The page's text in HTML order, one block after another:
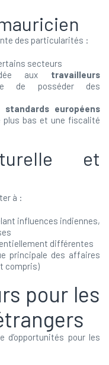
des particularités :
secteurs
aux travailleurs
de posséder des
européens
plus bas et une fiscalité
et
à :
influences indiennes,
différentes
principale des affaires
compris)
pour les
d’opportunités pour les